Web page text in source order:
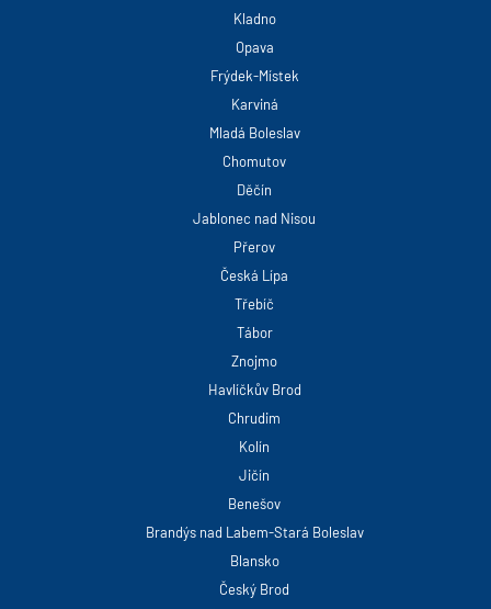
Kladno
Opava
Frýdek-Místek
Karviná
Mladá Boleslav
Chomutov
Děčín
Jablonec nad Nisou
Přerov
Česká Lípa
Třebíč
Tábor
Znojmo
Havlíčkův Brod
Chrudim
Kolín
Jičín
Benešov
Brandýs nad Labem-Stará Boleslav
Blansko
Český Brod